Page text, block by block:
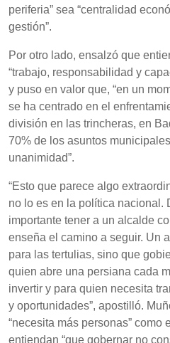
periferia” sea “centralidad
gestión”.
Por otro lado, ensalzó que
“trabajo, responsabilidad y
y puso en valor que, “en un
se ha centrado en el
división en las trincheras, en
70% de los asuntos
unanimidad”.
“Esto que parece algo
no lo es en la política nacional.
importante tener a un alcalde
enseña el camino a seguir. Un
para las tertulias, sino que
quien abre una persiana cada
invertir y para quien necesita
y oportunidades”, apostilló.
“necesita más personas”
entiendan “que gobernar no